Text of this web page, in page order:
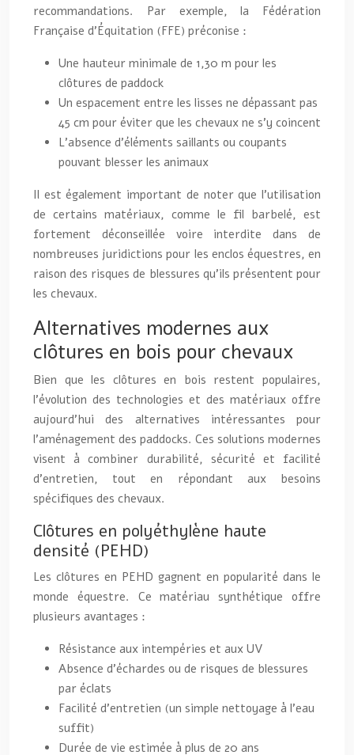
recommandations. Par exemple, la Fédération
Française d’Équitation (FFE) préconise :
Une hauteur minimale de 1,30 m pour les
clôtures de paddock
Un espacement entre les lisses ne dépassant pas
45 cm pour éviter que les chevaux ne s’y coincent
L’absence d’éléments saillants ou coupants
pouvant blesser les animaux
Il est également important de noter que l’utilisation
de certains matériaux, comme le fil barbelé, est
fortement déconseillée voire interdite dans de
nombreuses juridictions pour les enclos équestres, en
raison des risques de blessures qu’ils présentent pour
les chevaux.
Alternatives modernes aux
clôtures en bois pour chevaux
Bien que les clôtures en bois restent populaires,
l’évolution des technologies et des matériaux offre
aujourd’hui des alternatives intéressantes pour
l’aménagement des paddocks. Ces solutions modernes
visent à combiner durabilité, sécurité et facilité
d’entretien, tout en répondant aux besoins
spécifiques des chevaux.
Clôtures en polyéthylène haute
densité (PEHD)
Les clôtures en PEHD gagnent en popularité dans le
monde équestre. Ce matériau synthétique offre
plusieurs avantages :
Résistance aux intempéries et aux UV
Absence d’échardes ou de risques de blessures
par éclats
Facilité d’entretien (un simple nettoyage à l’eau
suffit)
Durée de vie estimée à plus de 20 ans